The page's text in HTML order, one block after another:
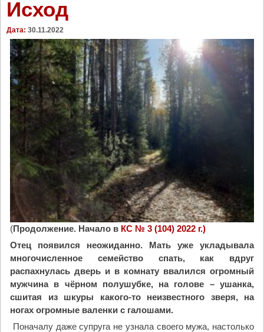
Исход
Дата: 30.11.2022
(Продолжение. Начало в КС № 3 (104) 2022 г.)
Отец появился неожиданно. Мать уже укладывала
многочисленное семейство спать, как вдруг
распахнулась дверь и в комнату ввалился огромный
мужчина в чёрном полушубке, на голове – ушанка,
сшитая из шкуры какого-то неизвестного зверя, на
ногах огромные валенки с галошами.
Поначалу даже супруга не узнала своего мужа, настолько